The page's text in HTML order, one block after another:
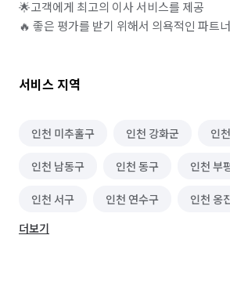
🌟고객에게 최고의 이사 서비스를 제공
🔥 좋은 평가를 받기 위해서 의욕적인 파트
서비스 지역
인천 미추홀구 인천 강화군 인
인천 남동구 인천 동구 인천 부
인천 서구 인천 연수구 인천 옹
인천 중구
더보기